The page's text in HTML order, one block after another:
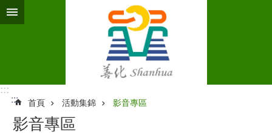
跳到主要內容區塊
:::
:::
首頁 活動集錦 影音專區
影音專區